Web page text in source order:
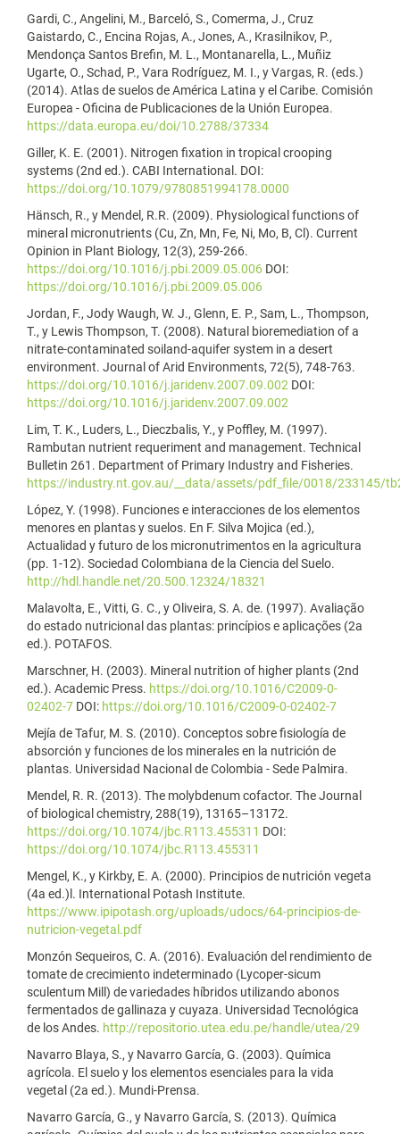
Gardi, C., Angelini, M., Barceló, S., Comerma, J., Cruz
Gaistardo, C., Encina Rojas, A., Jones, A., Krasilnikov, P.,
Mendonça Santos Brefin, M. L., Montanarella, L., Muñiz
Ugarte, O., Schad, P., Vara Rodríguez, M. I., y Vargas, R. (eds.)
(2014). Atlas de suelos de América Latina y el Caribe. Comisión
Europea - Oficina de Publicaciones de la Unión Europea.
https://data.europa.eu/doi/10.2788/37334
Giller, K. E. (2001). Nitrogen fixation in tropical crooping
systems (2nd ed.). CABI International. DOI:
https://doi.org/10.1079/9780851994178.0000
Hänsch, R., y Mendel, R.R. (2009). Physiological functions of
mineral micronutrients (Cu, Zn, Mn, Fe, Ni, Mo, B, Cl). Current
Opinion in Plant Biology, 12(3), 259-266.
https://doi.org/10.1016/j.pbi.2009.05.006 DOI:
https://doi.org/10.1016/j.pbi.2009.05.006
Jordan, F., Jody Waugh, W. J., Glenn, E. P., Sam, L., Thompson,
T., y Lewis Thompson, T. (2008). Natural bioremediation of a
nitrate-contaminated soiland-aquifer system in a desert
environment. Journal of Arid Environments, 72(5), 748-763.
https://doi.org/10.1016/j.jaridenv.2007.09.002 DOI:
https://doi.org/10.1016/j.jaridenv.2007.09.002
Lim, T. K., Luders, L., Dieczbalis, Y., y Poffley, M. (1997).
Rambutan nutrient requeriment and management. Technical
Bulletin 261. Department of Primary Industry and Fisheries.
https://industry.nt.gov.au/__data/assets/pdf_file/0018/233145/
López, Y. (1998). Funciones e interacciones de los elementos
menores en plantas y suelos. En F. Silva Mojica (ed.),
Actualidad y futuro de los micronutrimentos en la agricultura
(pp. 1-12). Sociedad Colombiana de la Ciencia del Suelo.
http://hdl.handle.net/20.500.12324/18321
Malavolta, E., Vitti, G. C., y Oliveira, S. A. de. (1997). Avaliação
do estado nutricional das plantas: princípios e aplicações (2a
ed.). POTAFOS.
Marschner, H. (2003). Mineral nutrition of higher plants (2nd
ed.). Academic Press. https://doi.org/10.1016/C2009-0-
02402-7 DOI: https://doi.org/10.1016/C2009-0-02402-7
Mejía de Tafur, M. S. (2010). Conceptos sobre fisiología de
absorción y funciones de los minerales en la nutrición de
plantas. Universidad Nacional de Colombia - Sede Palmira.
Mendel, R. R. (2013). The molybdenum cofactor. The Journal
of biological chemistry, 288(19), 13165–13172.
https://doi.org/10.1074/jbc.R113.455311 DOI:
https://doi.org/10.1074/jbc.R113.455311
Mengel, K., y Kirkby, E. A. (2000). Principios de nutrición vegeta
(4a ed.)l. International Potash Institute.
https://www.ipipotash.org/uploads/udocs/64-principios-de-
nutricion-vegetal.pdf
Monzón Sequeiros, C. A. (2016). Evaluación del rendimiento de
tomate de crecimiento indeterminado (Lycoper-sicum
sculentum Mill) de variedades híbridos utilizando abonos
fermentados de gallinaza y cuyaza. Universidad Tecnológica
de los Andes. http://repositorio.utea.edu.pe/handle/utea/29
Navarro Blaya, S., y Navarro García, G. (2003). Química
agrícola. El suelo y los elementos esenciales para la vida
vegetal (2a ed.). Mundi-Prensa.
Navarro García, G., y Navarro García, S. (2013). Química